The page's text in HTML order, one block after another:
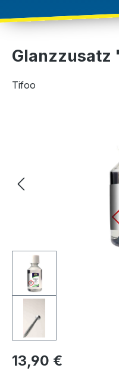
Glanzzusatz
Tifoo
Bildergalerie
13,90 €